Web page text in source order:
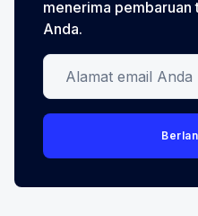
menerima
Anda.
Alamat email Anda